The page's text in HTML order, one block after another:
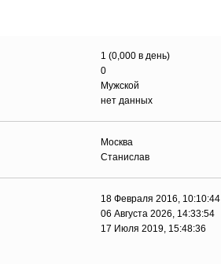
1 (0,000 в день)
0
Мужской
нет данных
Москва
Станислав
18 Февраля 2016, 10:10:44
06 Августа 2026, 14:33:54
17 Июля 2019, 15:48:36